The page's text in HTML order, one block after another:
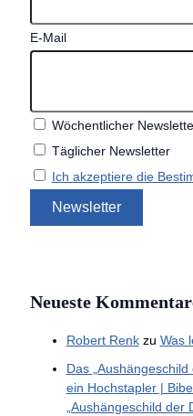
E-Mail
Wöchentlicher
Täglicher Newsletter
Ich akzeptiere die
Neueste
Robert Renkzu Was
Das
ein Hochstapler |
„Aushängeschild der